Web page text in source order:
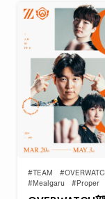
#TEAM
#Mealgaru
#Proper